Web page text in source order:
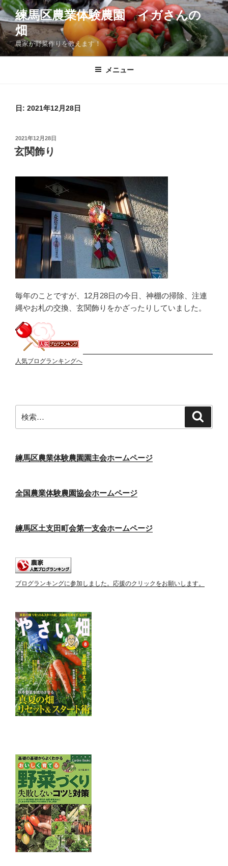
コ
ン
テ
ン
ツ
練馬区農業体験農園 イガさんの
畑
農家が野菜作りを教えます！
メニュー
日: 2021年12月28日
投
稿
日:
2021年12月28日
玄関飾り
毎年のことですが、12月28日の今日、神棚の掃除、注連
縄やお札の交換、玄関飾りをかざったりしていました。
人気ブログランキングへ
索:
練馬区農業体験農園園主会ホームページ
全国農業体験農園協会ホームページ
練馬区土支田町会第一支会ホームページ
ブログランキングに参加しました。応援のクリックをお願いします。